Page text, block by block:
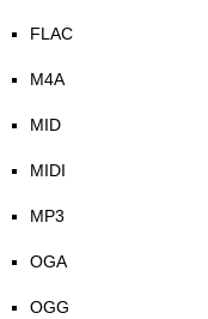
FLAC
M4A
MID
MIDI
MP3
OGA
OGG